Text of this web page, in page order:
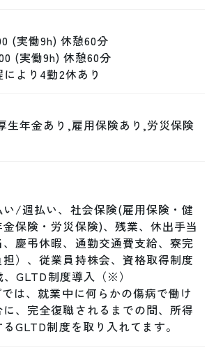
(実働9h) 休憩60分
(実働9h) 休憩60分
より4勤2休あり
生年金あり,雇用保険あり,労災保険
い/週払い、社会保険(雇用保険・健
保険・労災保険)、残業、休出手当
慶弔休暇、通勤交通費支給、寮完
）、従業員持株会、資格取得制度
GLTD制度導入（※）
は、就業中に何らかの傷病で働け
、完全復職されるまでの間、所得
GLTD制度を取り入れてます。